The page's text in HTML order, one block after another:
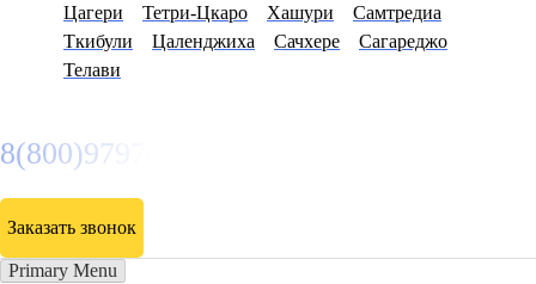
Цагери
Тетри-Цкаро Хашури
Самтредиа
Ткибули
Цаленджиха Сачхере
Сагареджо
Телави
8(800)9797043
Заказать звонок
Primary Menu